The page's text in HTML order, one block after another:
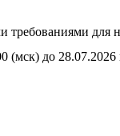
требованиями
(мск) до 28.07.2026